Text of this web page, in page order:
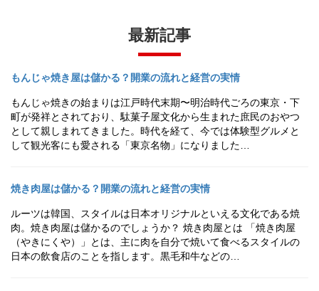
最新記事
もんじゃ焼き屋は儲かる？開業の流れと経営の実情
もんじゃ焼きの始まりは江戸時代末期〜明治時代ごろの東京・下
町が発祥とされており、駄菓子屋文化から生まれた庶民のおやつ
として親しまれてきました。時代を経て、今では体験型グルメと
して観光客にも愛される「東京名物」になりました…
焼き肉屋は儲かる？開業の流れと経営の実情
ルーツは韓国、スタイルは日本オリジナルといえる文化である焼
肉。焼き肉屋は儲かるのでしょうか？ 焼き肉屋とは 「焼き肉屋
（やきにくや）」とは、主に肉を自分で焼いて食べるスタイルの
日本の飲食店のことを指します。黒毛和牛などの…